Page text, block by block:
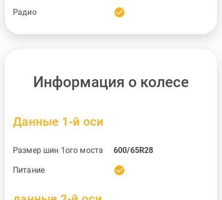
Радио check_circle
Информация о колесе
Данные 1-й оси
Размер шин 1ого моста 600/65R28
Питание check_circle